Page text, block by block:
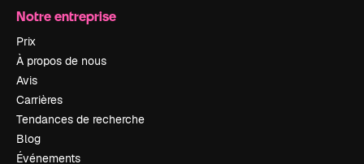
Notre entreprise
Prix
À propos de nous
Avis
Carrières
Tendances de recherche
Blog
Événements